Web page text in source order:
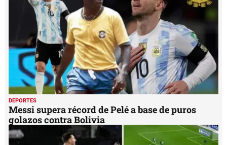
DEPORTES
Messi supera récord de Pelé a base de puros
golazos contra Bolivia